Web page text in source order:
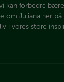
kan forbedre
om Juliana her
i vores store